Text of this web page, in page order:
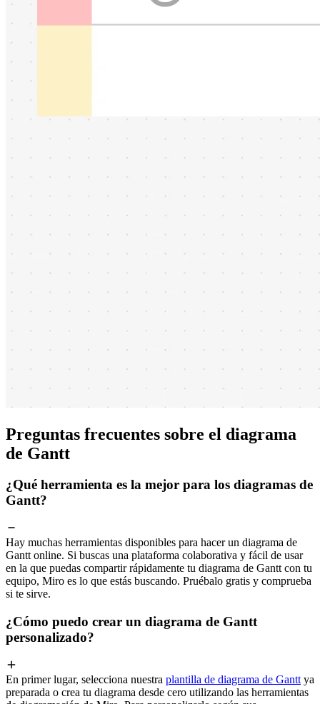
Preguntas frecuentes sobre el diagrama
de Gantt
¿Qué herramienta es la mejor para los diagramas de
Gantt?
Hay muchas herramientas disponibles para hacer un diagrama de
Gantt online. Si buscas una plataforma colaborativa y fácil de usar
en la que puedas compartir rápidamente tu diagrama de Gantt con tu
equipo, Miro es lo que estás buscando. Pruébalo gratis y comprueba
si te sirve.
¿Cómo puedo crear un diagrama de Gantt
personalizado?
En primer lugar, selecciona nuestra plantilla de diagrama de Gantt ya
preparada o crea tu diagrama desde cero utilizando las herramientas